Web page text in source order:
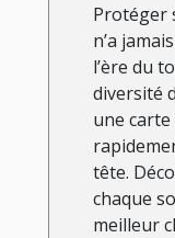
Protéger
n’a
l’ère du
diversité
une
tête.
chaque
meilleur